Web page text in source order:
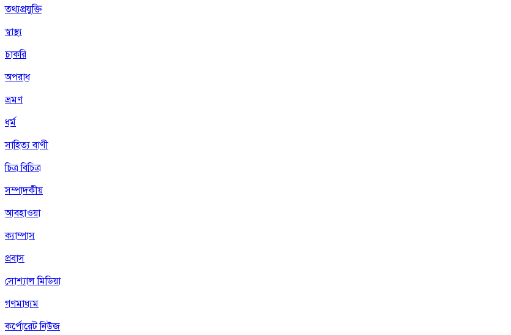
তথ্যপ্রযুক্তি
স্বাস্থ্য
চাকরি
অপরাধ
ভ্রমণ
ধর্ম
সাহিত্য বাণী
চিত্র বিচিত্র
সম্পাদকীয়
আবহাওয়া
ক্যাম্পাস
প্রবাস
সোশ্যাল মিডিয়া
গণমাধ্যম
কর্পোরেট নিউজ